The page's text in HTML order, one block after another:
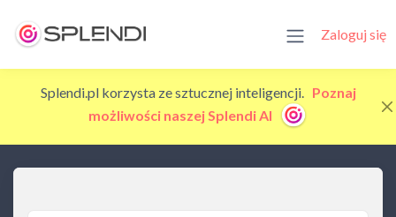
Zaloguj się
Splendi.pl korzysta ze sztucznej inteligencji. Poznaj
możliwości naszej Splendi AI